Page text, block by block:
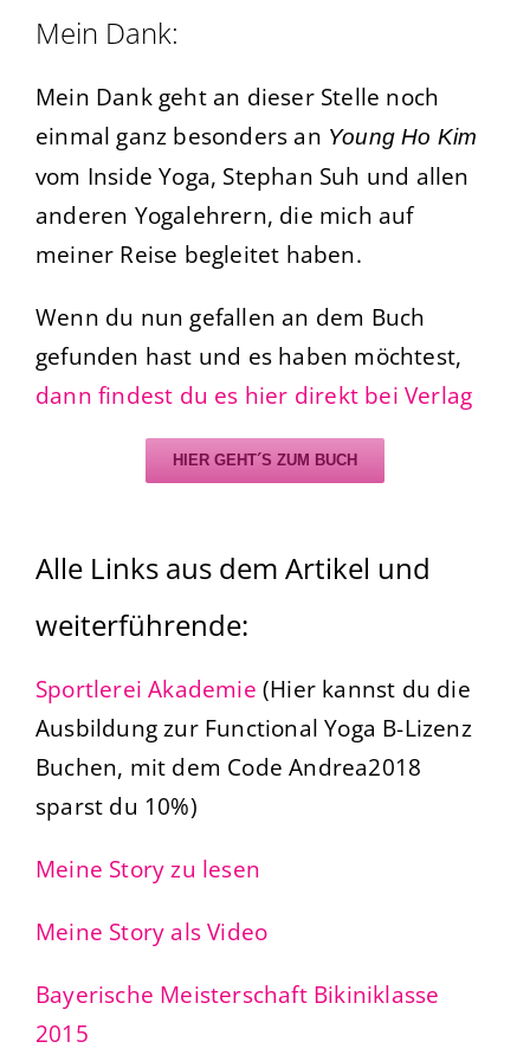
Mein Dank:
Mein Dank geht an dieser Stelle noch
einmal ganz besonders an Young Ho Kim
vom Inside Yoga, Stephan Suh und allen
anderen Yogalehrern, die mich auf
meiner Reise begleitet haben.
Wenn du nun gefallen an dem Buch
gefunden hast und es haben möchtest,
dann findest du es hier direkt bei Verlag
HIER GEHT´S ZUM BUCH
Alle Links aus dem Artikel und
weiterführende:
Sportlerei Akademie (Hier kannst du die
Ausbildung zur Functional Yoga B-Lizenz
Buchen, mit dem Code Andrea2018
sparst du 10%)
Meine Story zu lesen
Meine Story als Video
Bayerische Meisterschaft Bikiniklasse
2015